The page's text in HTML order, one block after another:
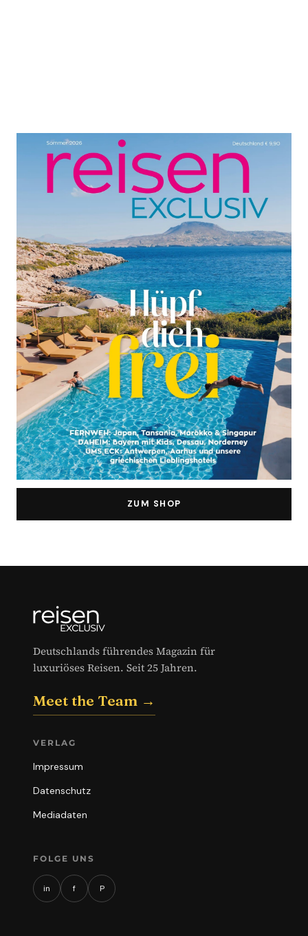
ZUM SHOP
Deutschlands führendes Magazin für
luxuriöses Reisen. Seit 25 Jahren.
Meet the Team →
VERLAG
Impressum
Datenschutz
Mediadaten
FOLGE UNS
in f P